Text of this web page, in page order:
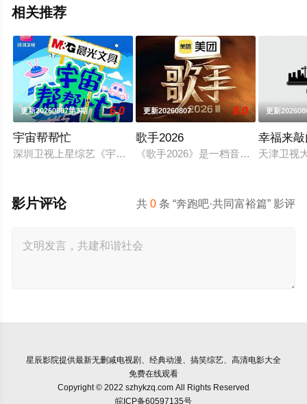
相关推荐
更新20260807第3期 6.0
宇宙帮帮忙
深圳卫视上星综艺《宇宙帮帮忙》是一档以文具快闪店为场景的
更新20260807 8.0
歌手2026
《歌手2026》是一档音乐交流竞技
更新
幸福来
天津卫视
共0 条 “奔跑吧·共同富裕篇” 影评
影片评论
星辰影院提供最新无删减电视剧、经典动漫、搞笑综艺、高清电影大全
免费在线观看
Copyright © 2022 szhykzq.com All Rights Reserved
皖ICP备60597135号